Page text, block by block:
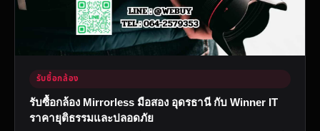
รับซื้อกล้อง
รับซื้อกล้อง Mirrorless มือสอง อุดรธานี กับ Winner IT
ราคายุติธรรมและปลอดภัย